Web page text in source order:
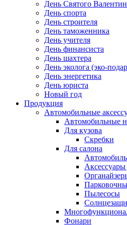
День Святого
День спорта
День строителя
День таможенника
День учителя
День финансиста
День шахтера
День эколога (эко-
День энергетика
День юриста
Новый год
Продукция
Автомобильные
Автомобильные
Для кузова
Скребки
Для салона
Пылесосы
Фонари